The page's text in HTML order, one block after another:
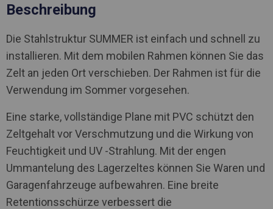
Beschreibung
Die Stahlstruktur SUMMER ist einfach und schnell zu
installieren. Mit dem mobilen Rahmen können Sie das
Zelt an jeden Ort verschieben. Der Rahmen ist für die
Verwendung im Sommer vorgesehen.
Eine starke, vollständige Plane mit PVC schützt den
Zeltgehalt vor Verschmutzung und die Wirkung von
Feuchtigkeit und UV -Strahlung. Mit der engen
Ummantelung des Lagerzeltes können Sie Waren und
Garagenfahrzeuge aufbewahren. Eine breite
Retentionsschürze verbessert die